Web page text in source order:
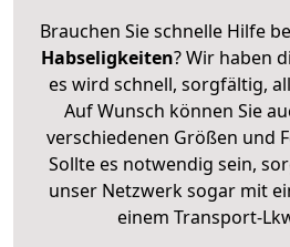
Brauchen Sie schnelle Hilfe
Habseligkeiten? Wir haben
es wird schnell, sorgfältig,
Auf Wunsch können Sie
verschiedenen Größen und
Sollte es notwendig sein,
unser Netzwerk sogar mit
einem Transport-